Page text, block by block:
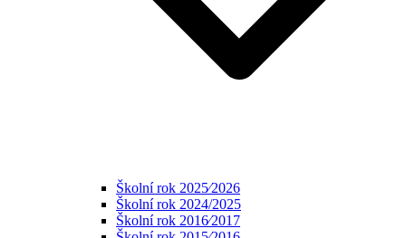
Školní rok 2025⁄2026
Školní rok 2024/2025
Školní rok 2016⁄2017